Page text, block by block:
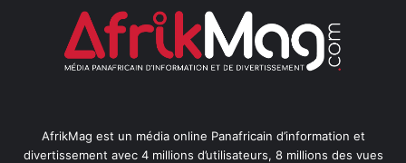
AfrikMag est un média online Panafricain d’information et
divertissement avec 4 millions d’utilisateurs, 8 millions des vues